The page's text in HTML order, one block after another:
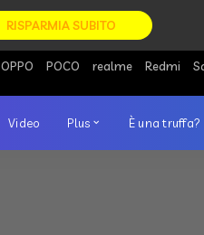
RISPARMIA SUBITO
OPPO POCO realme Redmi
Video Plus È una truffa?